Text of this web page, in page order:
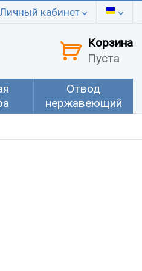
Личный кабинет
Корзина
Пуста
Отвод
нержавеющий